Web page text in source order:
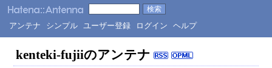
アンテナ シンプル ユーザー登録 ログイン ヘルプ
kenteki-fujiiのアンテナ